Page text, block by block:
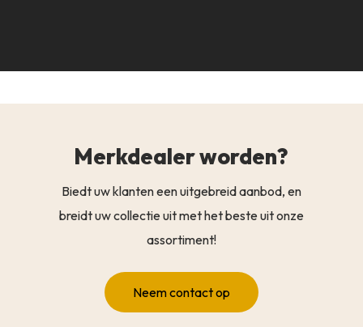
Merkdealer worden?
Biedt uw klanten een uitgebreid aanbod, en
breidt uw collectie uit met het beste uit onze
assortiment!
Neem contact op